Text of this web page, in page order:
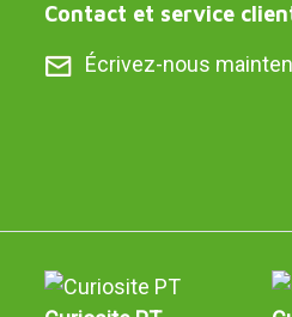
Contact et service
Écrivez-nous